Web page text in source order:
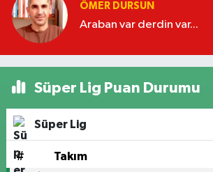
ÖMER DURSUN
Araban var derdin var...
Süper Lig Puan Durumu
Süper Lig
# Takım